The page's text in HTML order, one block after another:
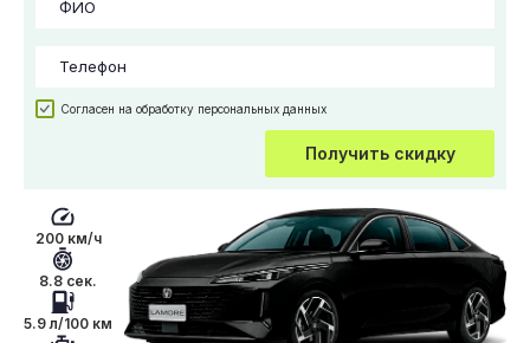
Согласен на обработку персональных данных
Получить скидку
200 км/ч
8.8 сек.
5.9 л/100 км